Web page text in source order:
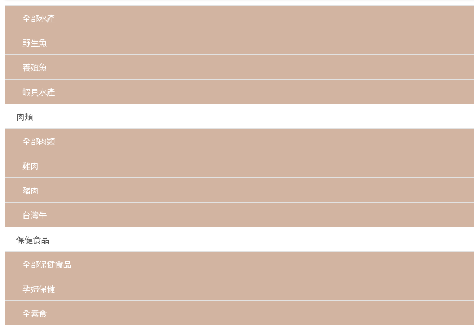
全部水產
野生魚
養殖魚
蝦貝水產
肉類
全部肉類
雞肉
豬肉
台灣牛
保健食品
全部保健食品
孕婦保健
全素食